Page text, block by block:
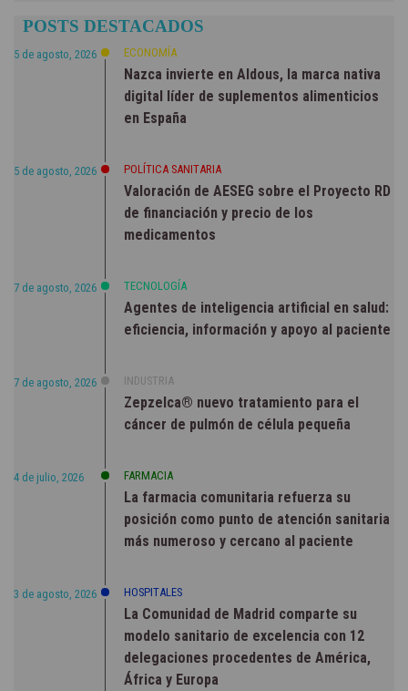
POSTS DESTACADOS
5 de agosto, 2026 ECONOMÍA
Nazca invierte en Aldous, la marca nativa
digital líder de suplementos alimenticios
en España
5 de agosto, 2026 POLÍTICA SANITARIA
Valoración de AESEG sobre el Proyecto RD
de financiación y precio de los
medicamentos
7 de agosto, 2026 TECNOLOGÍA
Agentes de inteligencia artificial en salud:
eficiencia, información y apoyo al paciente
7 de agosto, 2026 INDUSTRIA
Zepzelca® nuevo tratamiento para el
cáncer de pulmón de célula pequeña
4 de julio, 2026 FARMACIA
La farmacia comunitaria refuerza su
posición como punto de atención sanitaria
más numeroso y cercano al paciente
3 de agosto, 2026 HOSPITALES
La Comunidad de Madrid comparte su
modelo sanitario de excelencia con 12
delegaciones procedentes de América,
África y Europa